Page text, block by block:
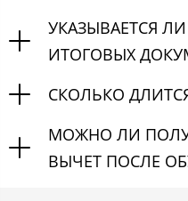
УКАЗЫВАЕТСЯ
ИТОГОВЫХ
СКОЛЬКО
МОЖНО ЛИ
ВЫЧЕТ ПОСЛЕ